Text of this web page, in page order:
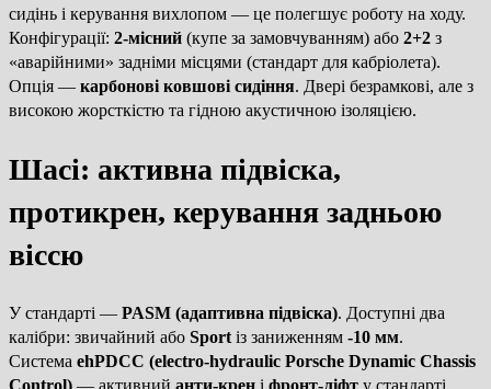
сидінь і керування вихлопом — це полегшує роботу на ходу.
Конфігурації: 2-місний (купе за замовчуванням) або 2+2 з
«аварійними» задніми місцями (стандарт для кабріолета).
Опція — карбонові ковшові сидіння. Двері безрамкові, але з
високою жорсткістю та гідною акустичною ізоляцією.
Шасі: активна підвіска,
протикрен, керування задньою
віссю
У стандарті — PASM (адаптивна підвіска). Доступні два
калібри: звичайний або Sport із заниженням -10 мм.
Система ehPDCC (electro-hydraulic Porsche Dynamic Chassis